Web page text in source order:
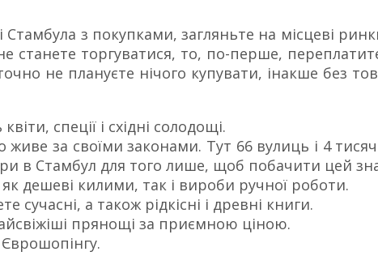
з покупками, загляньте на місцеві
станете торгуватися, то, по-перше,
не плануєте нічого купувати, інакше без
спеції і східні солодощі.
за своїми законами. Тут 66 вулиць і 4
в Стамбул для того лише, щоб побачити цей
дешеві килими, так і вироби ручної роботи.
а також рідкісні і древні книги.
прянощі за приємною ціною.